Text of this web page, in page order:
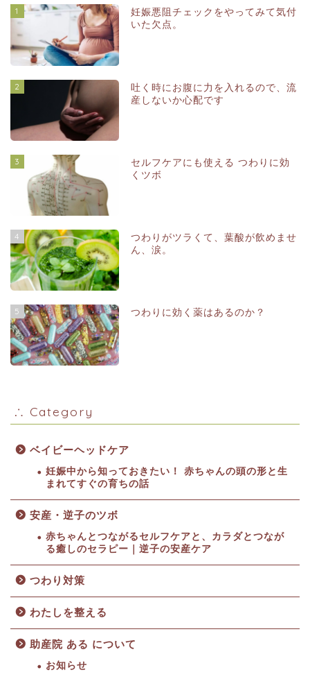
1
妊娠悪阻チェックをやってみて気付
いた欠点。
2
吐く時にお腹に力を入れるので、流
産しないか心配です
3
セルフケアにも使える つわりに効
くツボ
4
つわりがツラくて、葉酸が飲めませ
ん、涙。
5 つわりに効く薬はあるのか？
∴ Category
ベイビーヘッドケア
妊娠中から知っておきたい！ 赤ちゃんの頭の形と生
まれてすぐの育ちの話
安産・逆子のツボ
赤ちゃんとつながるセルフケアと、カラダとつなが
る癒しのセラピー｜逆子の安産ケア
つわり対策
わたしを整える
助産院 ある について
お知らせ